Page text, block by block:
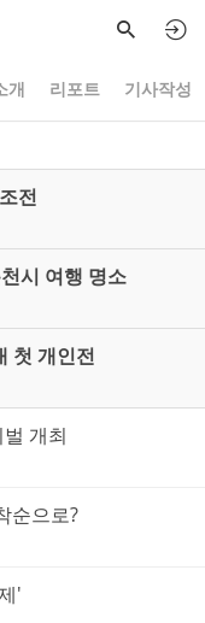
개 리포트 기사작성
전
시 여행 명소
첫 개인전
개최
순으로?
'